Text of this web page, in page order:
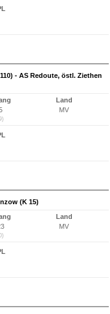
- AS Redoute, östl. Ziethen
Land
MV
(K 15)
Land
MV